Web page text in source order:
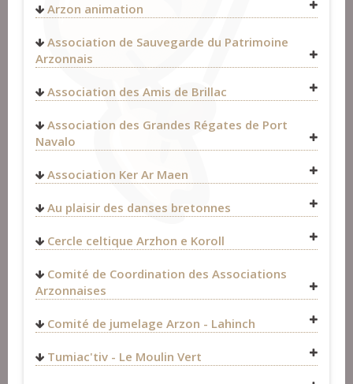
Arzon animation
Fest-Noz et Fest-Deiz > Organisateurs
Association de Sauvegarde du Patrimoine
Arzonnais
contact.aspa.arzon@gmail.com
Fest-Noz et Fest-Deiz> Organisateurs
Association des Amis de Brillac
Fest-Noz et Fest-Deiz> Organisateurs
Association des Grandes Régates de Port
Navalo
Fest-Noz et Fest-Deiz> Organisateurs
Association Ker Ar Maen
Fest-Noz et Fest-Deiz> Organisateurs
Au plaisir des danses bretonnes
Fest-Noz et Fest-Deiz> Organisateurs
Cercle celtique Arzhon e Koroll
Comité de Coordination des Associations
Arzonnaises
Fest-Noz et Fest-Deiz >Organisateurs
Comité de jumelage Arzon - Lahinch
Fest-Noz et Fest-Deiz> Organisateurs
Tumiac'tiv - Le Moulin Vert